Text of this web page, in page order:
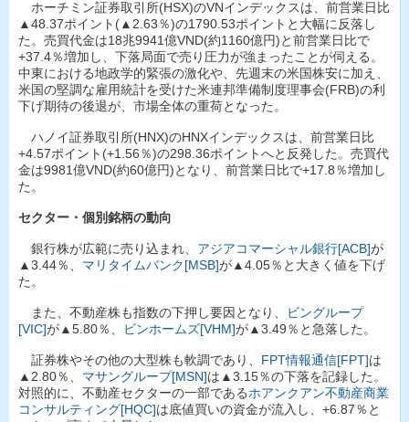
ホーチミン証券取引所(HSX)のVNインデックスは、前営業日比
▲48.37ポイント(▲2.63％)の1790.53ポイントと大幅に反落し
た。売買代金は18兆9941億VND(約1160億円)と前営業日比で
+37.4％増加し、下落局面で売り圧力が強まったことが伺える。
中東における地政学的緊張の激化や、先週末の米国株安に加え、
米国の堅調な雇用統計を受けた米連邦準備制度理事会(FRB)の利
下げ期待の後退が、市場全体の重荷となった。
ハノイ証券取引所(HNX)のHNXインデックスは、前営業日比
+4.57ポイント(+1.56％)の298.36ポイントへと反発した。売買代
金は9981億VND(約60億円)となり、前営業日比で+17.8％増加し
た。
セクター・個別銘柄の動向
銀行株が広範に売り込まれ、 アジアコマーシャル銀行[ACB]が
▲3.44％、 マリタイムバンク[MSB]が▲4.05％と大きく値を下げ
た。
また、不動産株も指数の下押し要因となり、
ビングループ
[VIC]が▲5.80％、 ビンホームズ[VHM]が▲3.49％と急落した。
証券株やその他の大型株も軟調であり、 FPT情報通信[FPT]は
▲2.80％、 マサングループ[MSN]は▲3.15％の下落を記録した。
対照的に、不動産セクターの一部であるホアンクアン不動産商業
コンサルティング[HQC]は底値買いの資金が流入し、+6.87％と